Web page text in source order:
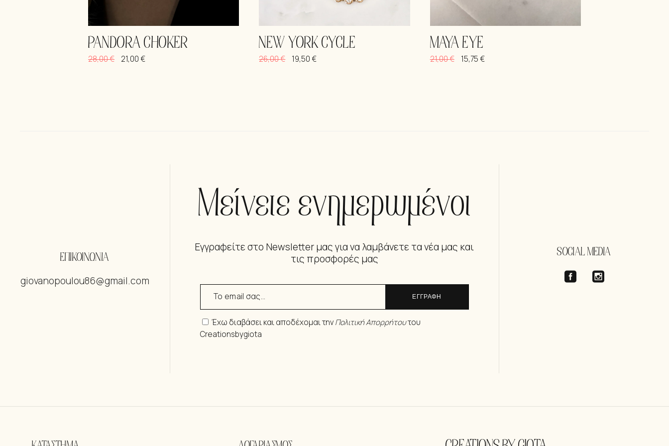
PANDORA CHOKER
28,00€ 21,00€
NEW YORK CYCLE
26,00€ 19,50€
MAYA EYE
21,00€ 15,75€
ΕΠΙΚΟΙΝΩΝΙΑ
giovanopoulou86@gmail.com
Μείνετε ενημερωμένοι
Εγγραφείτε στο Newsletter μας για να λαμβάνετε τα νέα μας και
τις προσφορές μας
ΕΓΓΡΑΦΗ
Έχω διαβάσει και αποδέχομαι τηνΠολιτική Απορρήτουτου
Creationsbygiota
SOCIAL MEDIA